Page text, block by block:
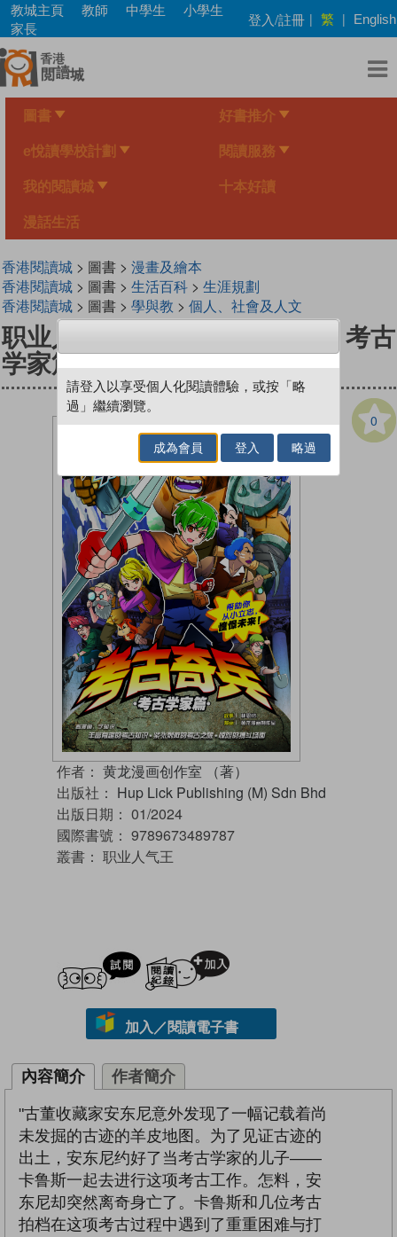
Skip
main
content
教城主頁 教師 中學生
小學生
家長
登入/註冊 | 繁 | English
圖書 好書推介
e悅讀學校計劃 閱讀服務
我的閱讀城 十本好讀
漫話生活
香港閱讀城> 圖書 > 漫畫及繪本
香港閱讀城> 圖書 > 生活百科> 生涯規劃
香港閱讀城> 圖書 > 學與教 > 個人、社會及人文
职业人气王 13 ~《 考古奇兵》 考古
学家篇
0
作者： 黄龙漫画创作室 （著）
出版社： Hup Lick Publishing (M) Sdn Bhd
出版日期： 01/2024
國際書號： 9789673489787
叢書： 职业人气王
試閲
加入／閱讀電子書
內容簡介 作者簡介
"古董收藏家安东尼意外发现了一幅记载着尚
未发掘的古迹的羊皮地图。为了见证古迹的
出土，安东尼约好了当考古学家的儿子——
卡鲁斯一起去进行这项考古工作。怎料，安
东尼却突然离奇身亡了。卡鲁斯和几位考古
拍档在这项考古过程中遇到了重重困难与打
請登入以享受個人化閱讀體驗，或按「略
過」繼續瀏覽。
成為會員 登入 略過